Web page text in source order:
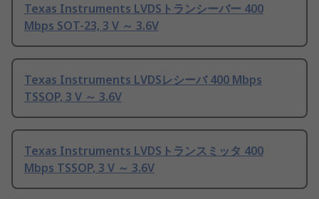
Texas Instruments LVDSトランシーバー 400
Mbps SOT-23, 3 V ～ 3.6V
Texas Instruments LVDSレシーバ 400 Mbps
TSSOP, 3 V ～ 3.6V
Texas Instruments LVDSトランスミッタ 400
Mbps TSSOP, 3 V ～ 3.6V